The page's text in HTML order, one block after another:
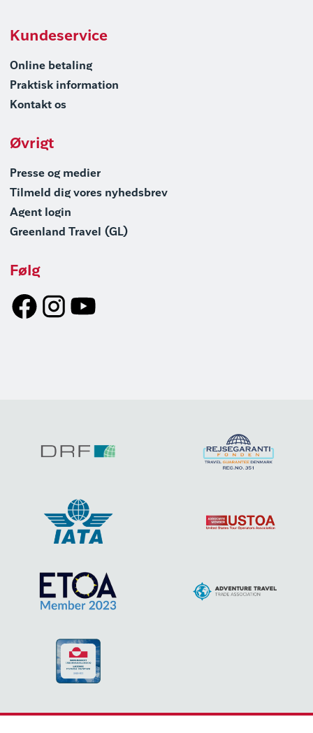
Kundeservice
Online betaling
Praktisk information
Kontakt os
Øvrigt
Presse og medier
Tilmeld dig vores nyhedsbrev
Agent login
Greenland Travel (GL)
Følg